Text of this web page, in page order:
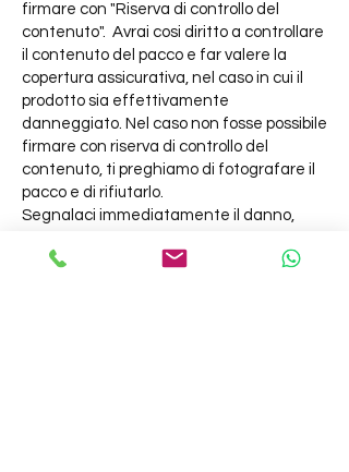
firmare con "Riserva di controllo del
contenuto". Avrai cosi diritto a controllare
il contenuto del pacco e far valere la
copertura assicurativa, nel caso in cui il
prodotto sia effettivamente
danneggiato. Nel caso non fosse possibile
firmare con riserva di controllo del
contenuto, ti preghiamo di fotografare il
pacco e di rifiutarlo.
Segnalaci immediatamente il danno,
testimonino lo stato di danneggiamento